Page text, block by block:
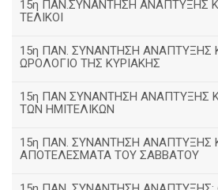
15η ΠΑΝ.ΣΥΝΑΝΤΗΣΗ ΑΝΑΠΤΥΞΗΣ
ΤΕΛΙΚΟΙ
15η ΠΑΝ. ΣΥΝΑΝΤΗΣΗ ΑΝΑΠΤΥΞΗΣ
ΩΡΟΛΟΓΙΟ ΤΗΣ ΚΥΡΙΑΚΗΣ
15η ΠΑΝ ΣΥΝΑΝΤΗΣΗ ΑΝΑΠΤΥΞΗΣ
ΤΩΝ ΗΜΙΤΕΛΙΚΩΝ
15η ΠΑΝ. ΣΥΝΑΝΤΗΣΗ ΑΝΑΠΤΥΞΗΣ
ΑΠΟΤΕΛΕΣΜΑΤΑ ΤΟΥ ΣΑΒΒΑΤΟΥ